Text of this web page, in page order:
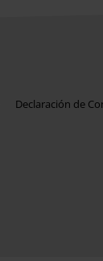
Declaración de